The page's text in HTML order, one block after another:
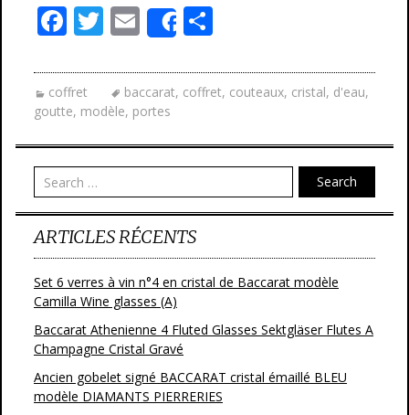
F
e
b
o
o
k
T
itt
er
E
m
ai
l
Share
ta
g
er
coffret baccarat, coffret, couteaux, cristal, d'eau,
goutte, modèle, portes
Search
ARTICLES RÉCENTS
Set 6 verres à vin n°4 en cristal de Baccarat modèle
Camilla Wine glasses (A)
Baccarat Athenienne 4 Fluted Glasses Sektgläser Flutes A
Champagne Cristal Gravé
Ancien gobelet signé BACCARAT cristal émaillé BLEU
modèle DIAMANTS PIERRERIES